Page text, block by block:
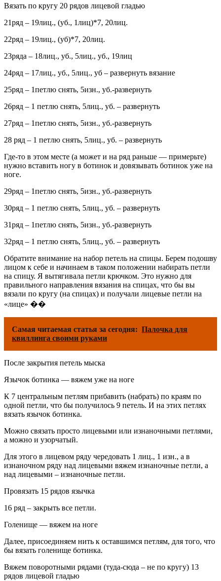
Вязать по кругу 20 рядов лицевой гладью
21ряд – 19лиц., (уб., 1лиц)*7, 20лиц.
22ряд – 19лиц., (уб)*7, 20лиц.
23ряда – 18лиц., уб., 5лиц., уб., 19лиц
24ряд – 17лиц., уб., 5лиц., уб – развернуть вязание
25ряд – 1петлю снять, 5изн., уб.-развернуть
26ряд – 1 петлю снять, 5лиц., уб. – развернуть
27ряд – 1петлю снять, 5изн., уб.-развернуть
28 ряд – 1 петлю снять, 5лиц., уб. – развернуть
Где-то в этом месте (а может и на ряд раньше — примерьте)
нужно вставить ногу в ботинок и довязывать ботинок уже на
ноге.
29ряд – 1петлю снять, 5изн., уб.-развернуть
30ряд – 1 петлю снять, 5лиц., уб. – развернуть
31ряд – 1петлю снять, 5изн., уб.-развернуть
32ряд – 1 петлю снять, 5лиц., уб. – развернуть
Обратите внимание на набор петель на спицы. Берем подошву
лицом к себе и начинаем в таком положении набирать петли
на спицу. Я вытягивала петли крючком. Это нужно для
правильного направления вязания на спицах, что бы вы
вязали по кругу (на спицах) и получали лицевые петли на
«лице» ��
Самая читаемая статья за сегодня: Палочка для
квиллинга своими руками
После закрытия петель мыска
Язычок ботинка — вяжем уже на ноге
К 7 центральным петлям прибавить (набрать) по краям по
одной петли, что бы получилось 9 петель. И на этих петлях
вязать язычок ботинка.
Можно связать просто лицевыми или изнаночными петлями,
а можно и узорчатый.
Для этого в лицевом ряду чередовать 1 лиц., 1 изн., а в
изнаночном ряду над лицевыми вяжем изнаночные петли, а
над лицевыми – изнаночные петли.
Провязать 15 рядов язычка
16 ряд – закрыть все петли.
Голенище — вяжем на ноге
Далее, присоединяем нить к оставшимся петлям, для того, что
бы вязать голенище ботинка.
Вяжем поворотными рядами (туда-сюда – не по кругу) 13
рядов лицевой гладью